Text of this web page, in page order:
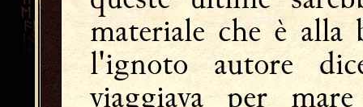
materiale che è alla
l'ignoto autore
viaggiava per